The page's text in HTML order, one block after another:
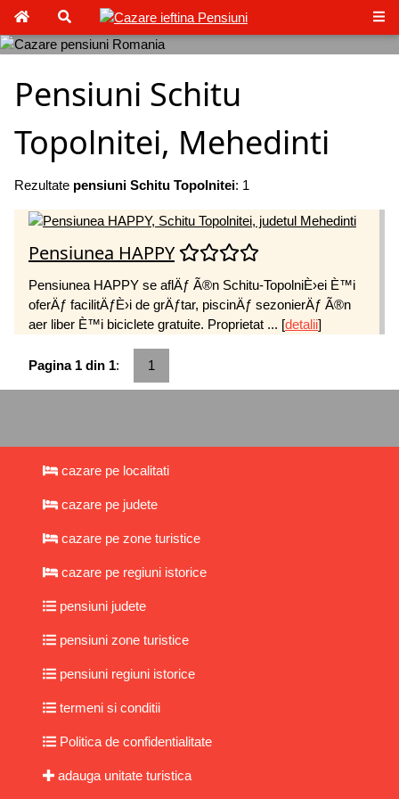
Pensiuni Schitu
Topolnitei, Mehedinti
Rezultate pensiuni Schitu Topolnitei: 1
Pensiunea HAPPY
Pensiunea HAPPY se aflÄƒ Ã®n Schitu-TopolniÈ›ei È™i
oferÄƒ facilitÄƒÈ›i de grÄƒtar, piscinÄƒ sezonierÄƒ Ã®n
aer liber È™i biciclete gratuite. Proprietat ... [detalii]
Pagina 1 din 1: 1
cazare pe localitati
cazare pe judete
cazare pe zone turistice
cazare pe regiuni istorice
pensiuni judete
pensiuni zone turistice
pensiuni regiuni istorice
termeni si conditii
Politica de confidentialitate
adauga unitate turistica